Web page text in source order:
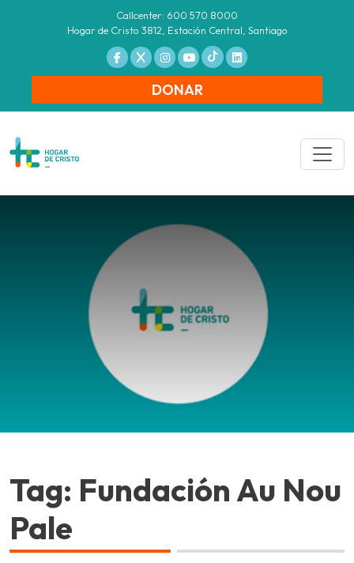
Callcenter: 600 570 8000
Hogar de Cristo 3812, Estación Central, Santiago
DONAR
Tag: Fundación Au Nou
Pale